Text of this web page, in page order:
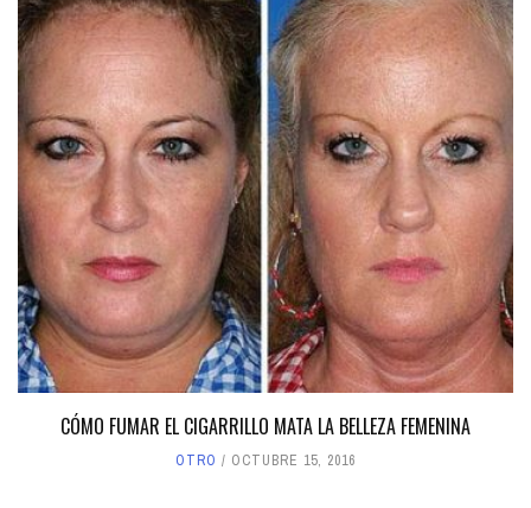
CÓMO FUMAR EL CIGARRILLO MATA LA BELLEZA FEMENINA
OTRO OCTUBRE 15, 2016